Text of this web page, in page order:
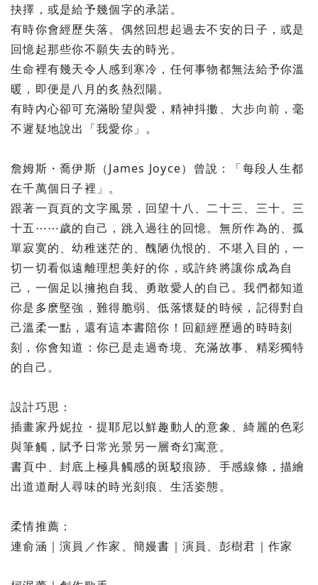
抉擇，或是給予幾個字的承諾。
有時你會經歷失落。偶然回想起過去不安的日子，或是
回憶起那些你不願失去的時光。
生命裡有幾天令人感到寒冷，任何事物都無法給予你溫
暖，即便是八月的炙熱烈陽。
有時內心卻可充滿盼望與愛，精神抖擻、大步向前，毫
不遲疑地說出「我愛你」。
詹姆斯・喬伊斯（James Joyce）曾說：「每段人生都
在千萬個日子裡」。
跟著一頁頁的文字風景，回望十八、二十三、三十、三
十五⋯⋯歲的自己，跳入過往的回憶。無所作為的、孤
單寂寞的、幼稚迷茫的、醜陋仇恨的、不堪入目的，一
切一切看似遠離理想美好的你，或許終將讓你成為自
己，一個足以擁抱自我、勇敢愛人的自己。我們都知道
你是多麽堅強，難得脆弱、低落懷疑的時候，記得對自
己溫柔一點，還有這本書陪你！回顧經歷過的時時刻
刻，你會知道：你已是走過奇境、充滿故事、精彩獨特
的自己。
設計巧思：
插畫家丹妮拉・提耶尼以鮮趣動人的意象、綺麗的色彩
與筆觸，賦予日常光景另一層奇幻寓意。
書頁中、封底上極具觸感的斑駁痕跡、手感線條，描繪
出道道耐人尋味的時光刻痕、生活姿態。
柔情推薦：
連俞涵｜演員／作家、簡嫚書｜演員、彭樹君｜作家